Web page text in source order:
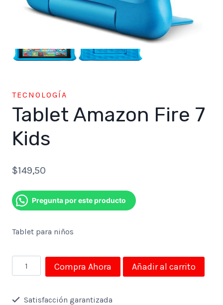
TECNOLOGÍA
Tablet Amazon Fire 7
Kids
$149,50
Pregunta por este producto
Tablet para niños
Tablet
Amazon
Fire
Compra Ahora Añadir al carrito
Satisfacción garantizada